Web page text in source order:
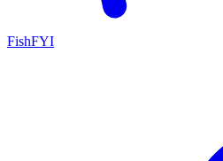
FishFYI